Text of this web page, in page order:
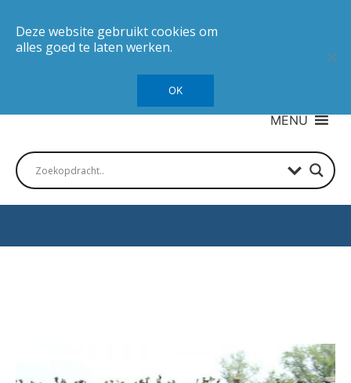
MENU
Deze website gebruikt cookies om
alles goed te laten werken.
OK